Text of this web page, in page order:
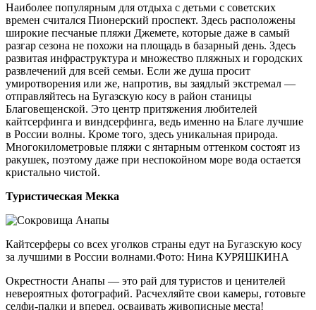
Наиболее популярным для отдыха с детьми с советских
времен считался Пионерский проспект. Здесь расположены
широкие песчаные пляжи Джемете, которые даже в самый
разгар сезона не похожи на площадь в базарный день. Здесь
развитая инфраструктура и множество пляжных и городских
развлечений для всей семьи. Если же душа просит
умиротворения или же, напротив, вы заядлый экстремал —
отправляйтесь на Бугазскую косу в район станицы
Благовещенской. Это центр притяжения любителей
кайтсерфинга и виндсерфинга, ведь именно на Благе лучшие
в России волны. Кроме того, здесь уникальная природа.
Многокилометровые пляжи с янтарным оттенком состоят из
ракушек, поэтому даже при неспокойном море вода остается
кристально чистой.
Туристическая Мекка
Кайтсерферы со всех уголков страны едут на Бугазскую косу
за лучшими в России волнами.Фото: Нина КУРЯШКИНА
Окрестности Анапы — это рай для туристов и ценителей
невероятных фотографий. Расчехляйте свои камеры, готовьте
селфи-палки и вперед, осваивать живописные места!